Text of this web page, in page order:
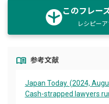
このフレー
レシピー
menu_book 参考文献
Japan Today. (2024,
Cash-strapped lawyers